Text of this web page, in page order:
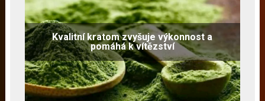
Kvalitní kratom zvyšuje výkonnost a
pomáhá k vítězství